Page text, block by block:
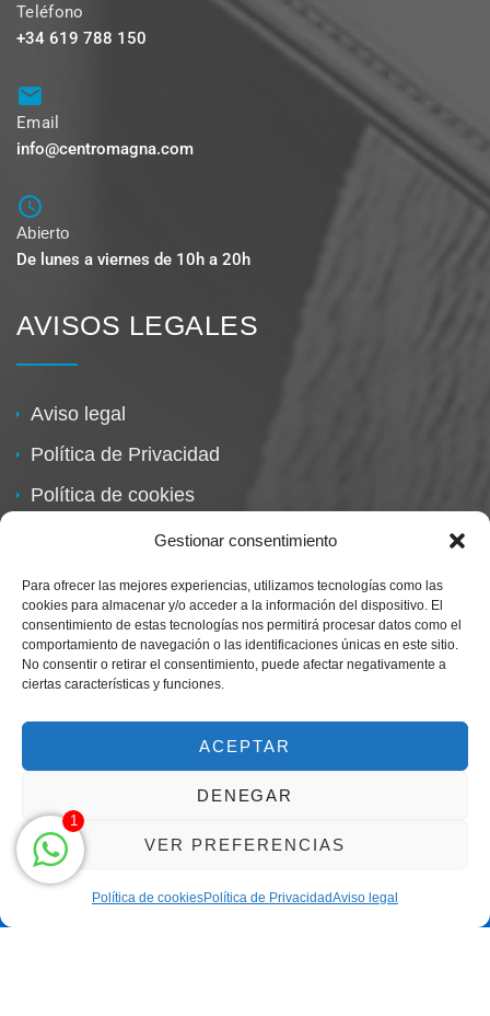
Gestionar consentimiento
Para ofrecer las mejores experiencias, utilizamos tecnologías como las
cookies para almacenar y/o acceder a la información del dispositivo. El
consentimiento de estas tecnologías nos permitirá procesar datos como el
comportamiento de navegación o las identificaciones únicas en este sitio.
No consentir o retirar el consentimiento, puede afectar negativamente a
ciertas características y funciones.
ACEPTAR
DENEGAR
VER PREFERENCIAS
Política de cookiesPolítica de PrivacidadAviso legal
Teléfono
+34 619 788 150
Email
info@centromagna.com
Abierto
De lunes a viernes de 10h a 20h
AVISOS LEGALES
Aviso legal
Política de Privacidad
Política de cookies
Política de devoluciones
Marca Registrada
Clic para llamar solo de 9h a 21h
1